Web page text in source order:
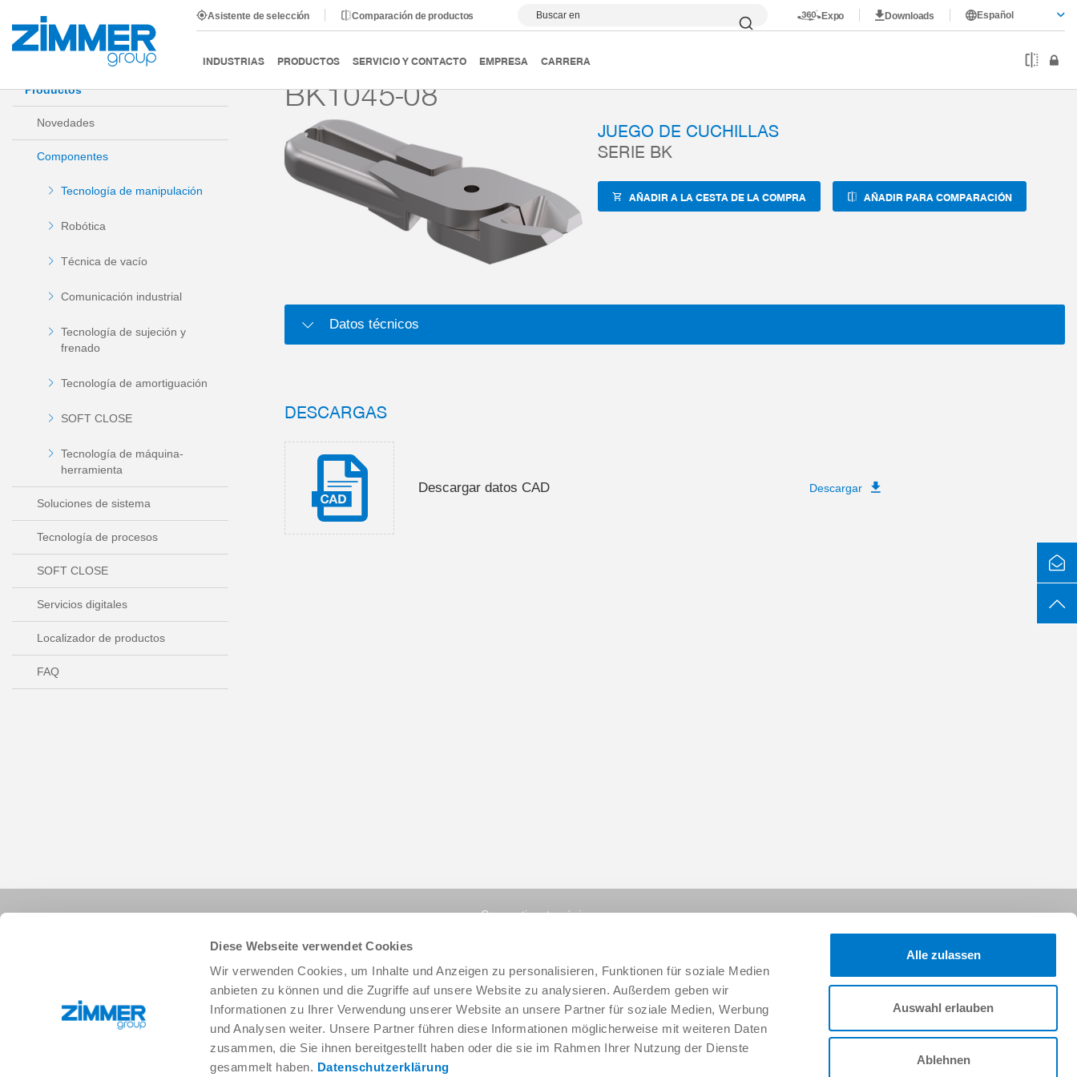
Diese Webseite verwendet Cookies
Wir verwenden Cookies, um Inhalte und Anzeigen zu personalisieren, Funktionen für soziale Medien
anbieten zu können und die Zugriffe auf unsere Website zu analysieren. Außerdem geben wir
Informationen zu Ihrer Verwendung unserer Website an unsere Partner für soziale Medien, Werbung
und Analysen weiter. Unsere Partner führen diese Informationen möglicherweise mit weiteren Daten
zusammen, die Sie ihnen bereitgestellt haben oder die sie im Rahmen Ihrer Nutzung der Dienste
gesammelt haben. Datenschutzerklärung
Alle zulassen
Auswahl erlauben
Ablehnen
Asistente de selección Comparación de productos Buscar en Expo Downloads Español
INDUSTRIAS PRODUCTOS SERVICIO Y CONTACTO EMPRESA CARRERA
Inicio Productos Componentes Tecnología de manipulación Accesorios ZUB-REF BK1045-08
Productos
Novedades
Componentes
Tecnología de manipulación
Robótica
Técnica de vacío
Comunicación industrial
Tecnología de sujeción y
frenado
Tecnología de amortiguación
SOFT CLOSE
Tecnología de máquina-
herramienta
Soluciones de sistema
Tecnología de procesos
SOFT CLOSE
Servicios digitales
Localizador de productos
FAQ
BK1045-08
JUEGO DE CUCHILLAS
SERIE BK
AÑADIR A LA CESTA DE LA COMPRA AÑADIR PARA COMPARACIÓN
Datos técnicos
DESCARGAS
Descargar datos CAD Descargar
Compartir esta página:
+34 91 882-2623 info.es@zimmer-group.com Síganos: